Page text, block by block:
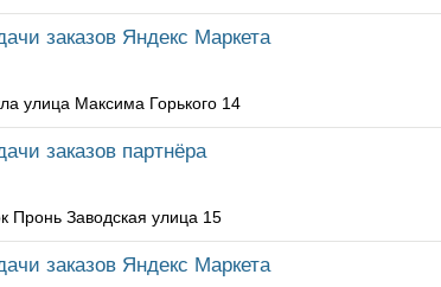
заказов Яндекс Маркета
улица Максима Горького 14
заказов партнёра
Пронь Заводская улица 15
заказов Яндекс Маркета